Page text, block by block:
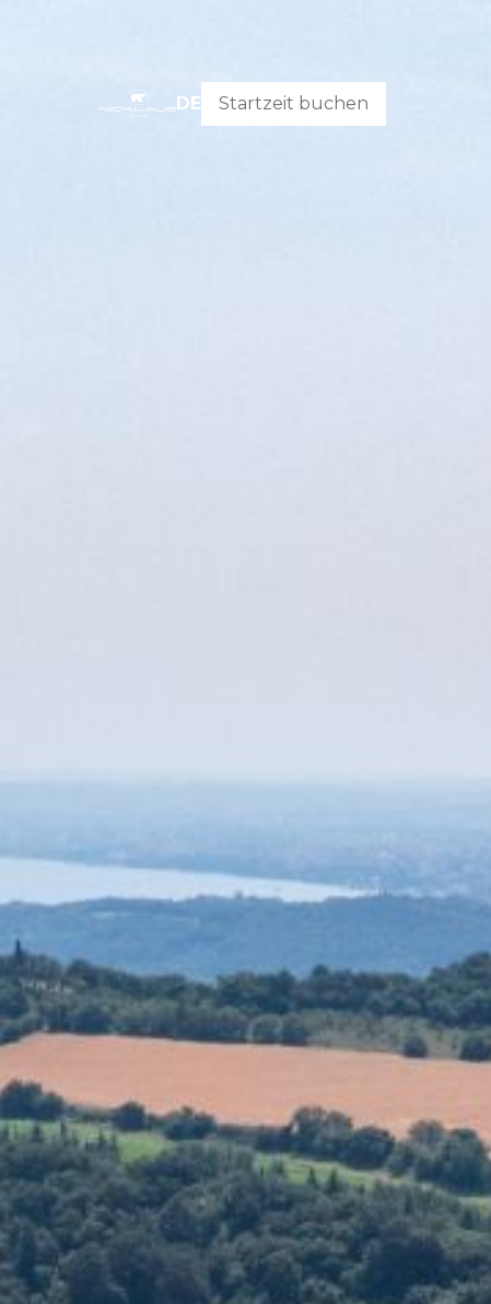
DE Startzeit buchen